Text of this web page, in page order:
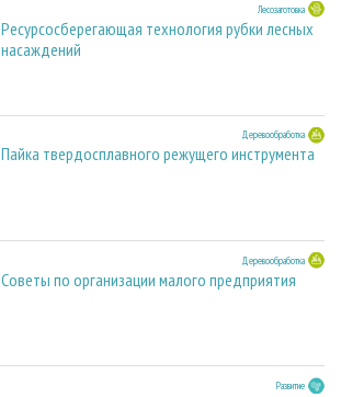
Лесозаготовка
Ресурсосберегающая технология рубки лесных
насаждений
Деревообработка
Пайка твердосплавного режущего инструмента
Деревообработка
Советы по организации малого предприятия
Развитие